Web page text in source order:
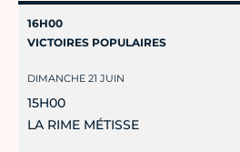
16H00
VICTOIRES POPULAIRES
DIMANCHE 21 JUIN
15H00
LA RIME MÉTISSE